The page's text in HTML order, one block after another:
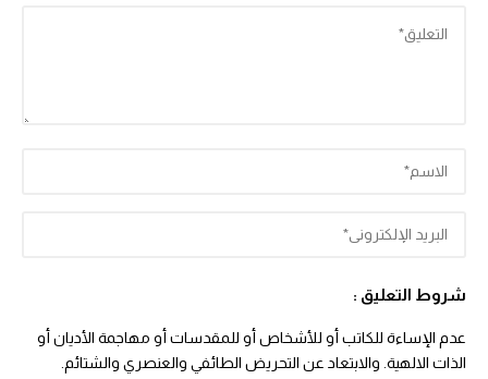
شروط التعليق :
عدم الإساءة للكاتب أو للأشخاص أو للمقدسات أو مهاجمة الأديان أو
الذات الالهية. والابتعاد عن التحريض الطائفي والعنصري والشتائم.